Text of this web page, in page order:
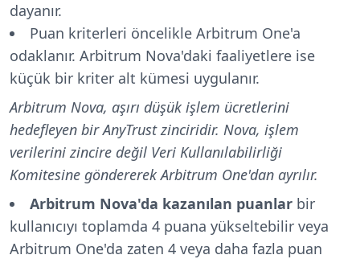
dayanır.
Puan kriterleri öncelikle Arbitrum One'a
odaklanır. Arbitrum Nova'daki faaliyetlere ise
küçük bir kriter alt kümesi uygulanır.
Arbitrum Nova, aşırı düşük işlem ücretlerini
hedefleyen bir AnyTrust zinciridir. Nova, işlem
verilerini zincire değil Veri Kullanılabilirliği
Komitesine göndererek Arbitrum One'dan ayrılır.
Arbitrum Nova'da kazanılan puanlar bir
kullanıcıyı toplamda 4 puana yükseltebilir veya
Arbitrum One'da zaten 4 veya daha fazla puan